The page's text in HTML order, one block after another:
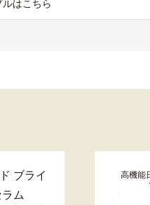
はこちら
ブライ
ム
高機能